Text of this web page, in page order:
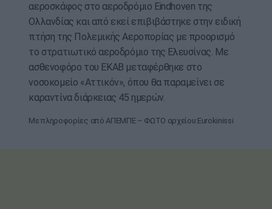
αεροσκάφος στο αεροδρόμιο Eindhoven της
Ολλανδίας και από εκεί επιβιβάστηκε στην ειδική
πτήση της Πολεμικής Αεροπορίας με προορισμό
το στρατιωτικό αεροδρόμιο της Ελευσίνας. Με
ασθενοφόρο του ΕΚΑΒ μεταφέρθηκε στο
νοσοκομείο «Αττικόν», όπου θα παραμείνει σε
καραντίνα διάρκειας 45 ημερών.
Με πληροφορίες από ΑΠΕΜΠΕ – ΦΩΤΟ αρχείου:Eurokinissi